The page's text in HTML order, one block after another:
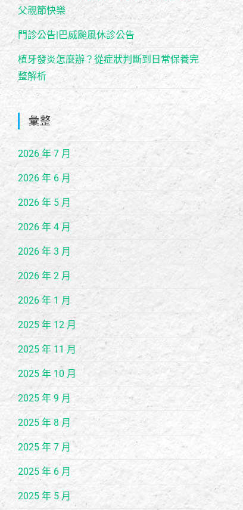
父親節快樂
門診公告|巴威颱風休診公告
植牙發炎怎麼辦？從症狀判斷到日常保養完
整解析
彙整
2026 年 7 月
2026 年 6 月
2026 年 5 月
2026 年 4 月
2026 年 3 月
2026 年 2 月
2026 年 1 月
2025 年 12 月
2025 年 11 月
2025 年 10 月
2025 年 9 月
2025 年 8 月
2025 年 7 月
2025 年 6 月
2025 年 5 月